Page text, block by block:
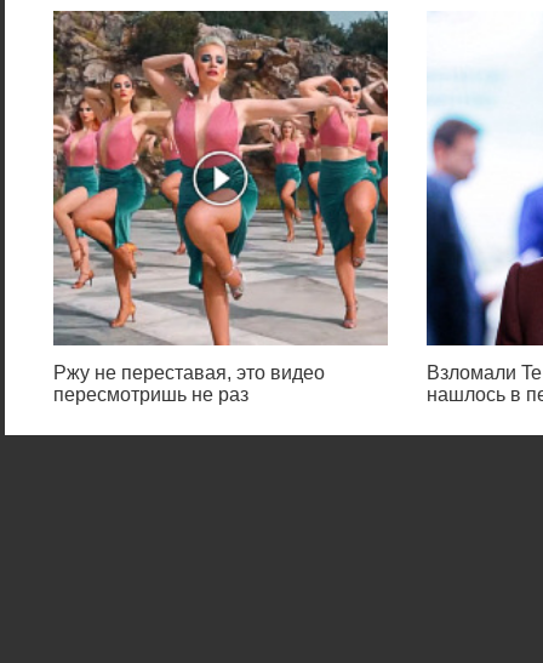
Ржу не переставая, это видео
пересмотришь не раз
Взломали
нашлось в